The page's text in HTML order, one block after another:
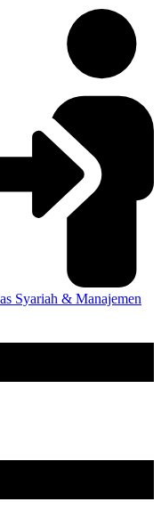
Syariah & Manajemen